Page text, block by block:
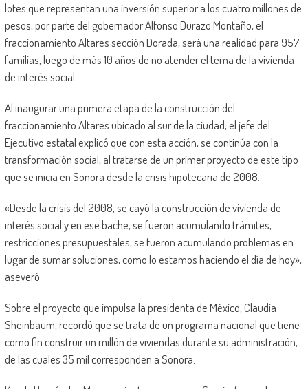
lotes que representan una inversión superior a los cuatro millones de
pesos, por parte del gobernador Alfonso Durazo Montaño, el
fraccionamiento Altares sección Dorada, será una realidad para 957
familias, luego de más 10 años de no atender el tema de la vivienda
de interés social.
Al inaugurar una primera etapa de la construcción del
fraccionamiento Altares ubicado al sur de la ciudad, el jefe del
Ejecutivo estatal explicó que con esta acción, se continúa con la
transformación social, al tratarse de un primer proyecto de este tipo
que se inicia en Sonora desde la crisis hipotecaria de 2008.
«Desde la crisis del 2008, se cayó la construcción de vivienda de
interés social y en ese bache, se fueron acumulando trámites,
restricciones presupuestales, se fueron acumulando problemas en
lugar de sumar soluciones, como lo estamos haciendo el día de hoy»,
aseveró.
Sobre el proyecto que impulsa la presidenta de México, Claudia
Sheinbaum, recordó que se trata de un programa nacional que tiene
como fin construir un millón de viviendas durante su administración,
de las cuales 35 mil corresponden a Sonora.